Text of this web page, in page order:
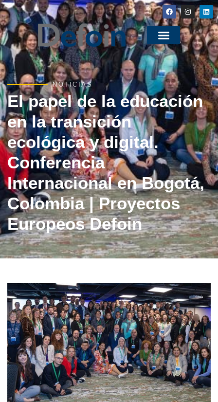
NOTICIAS
El papel de la educación
en la transición
ecológica y digital.
Conferencia
Internacional en Bogotá,
Colombia | Proyectos
Europeos Defoin